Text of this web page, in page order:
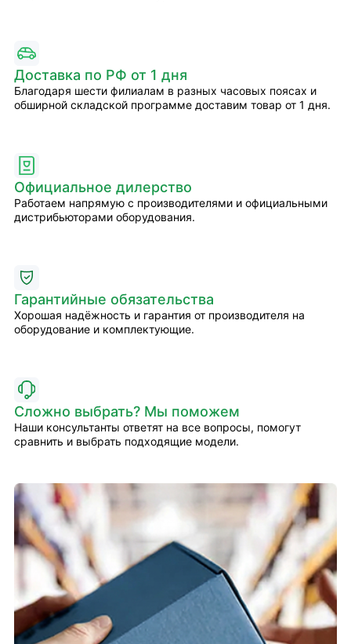
Доставка по РФ от 1 дня
Благодаря шести филиалам в разных часовых поясах и
обширной складской программе доставим товар от 1 дня.
Официальное дилерство
Работаем напрямую с производителями и официальными
дистрибьюторами оборудования.
Гарантийные обязательства
Хорошая надёжность и гарантия от производителя на
оборудование и комплектующие.
Сложно выбрать? Мы поможем
Наши консультанты ответят на все вопросы, помогут
сравнить и выбрать подходящие модели.